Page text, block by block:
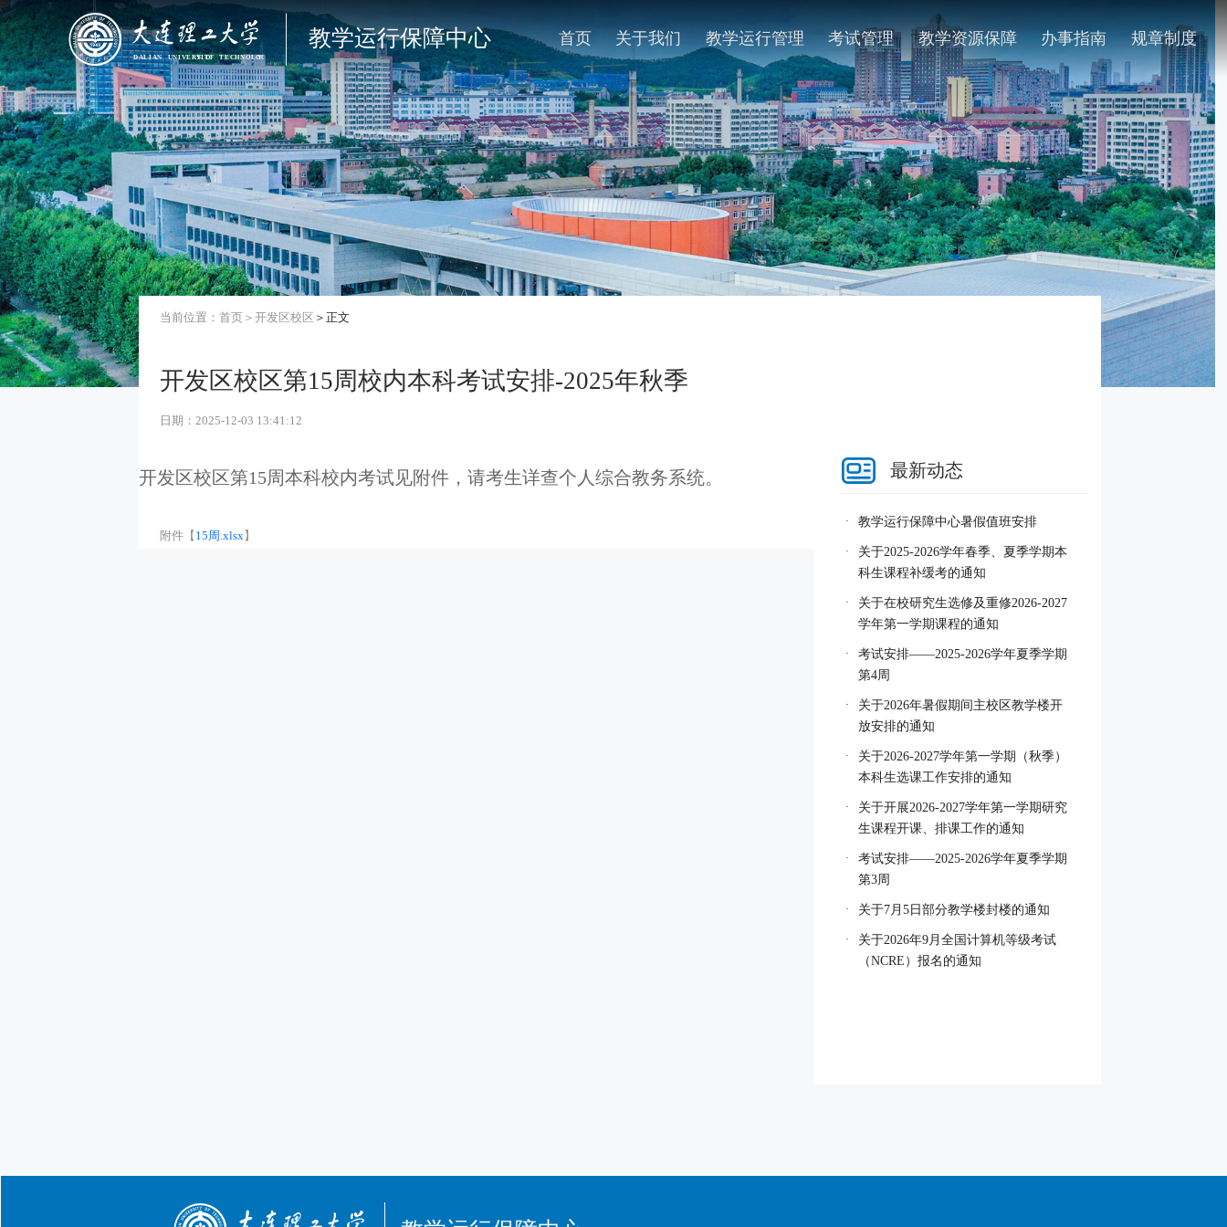
教学运行保障中心 首页 关于我们 教学运行管理 考试管理 教学资源保障 办事指南 规章制度
当前位置： 首页 ＞ 开发区校区 ＞正文
开发区校区第15周校内本科考试安排-2025年秋季
日期：2025-12-03 13:41:12
开发区校区第15周本科校内考试见附件，请考生详查个人综合教务系统。
附件【 15周.xlsx 】
最新动态
· 教学运行保障中心暑假值班安排
·
关于2025-2026学年春季、夏季学期本
科生课程补缓考的通知
·
关于在校研究生选修及重修2026-2027
学年第一学期课程的通知
·
考试安排——2025-2026学年夏季学期
第4周
·
关于2026年暑假期间主校区教学楼开
放安排的通知
·
关于2026-2027学年第一学期（秋季）
本科生选课工作安排的通知
·
关于开展2026-2027学年第一学期研究
生课程开课、排课工作的通知
·
考试安排——2025-2026学年夏季学期
第3周
· 关于7月5日部分教学楼封楼的通知
·
关于2026年9月全国计算机等级考试
（NCRE）报名的通知